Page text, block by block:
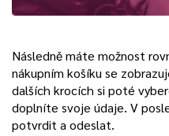
Následně máte možnost
nákupním košíku se
dalších krocích si poté
doplníte svoje údaje. V
potvrdit a odeslat.